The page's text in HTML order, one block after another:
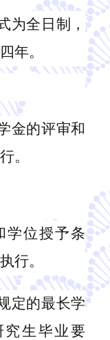
为全日制，
年。
金的评审和
。
学位授予条
行。
定的最长学
生毕业要